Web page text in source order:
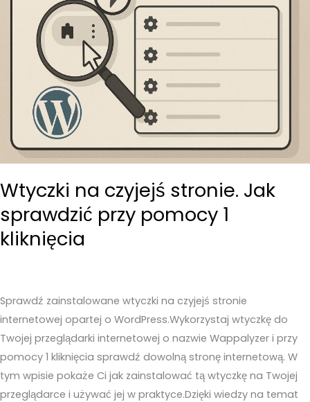
Wtyczki na czyjejś stronie. Jak
sprawdzić przy pomocy 1
kliknięcia
Sprawdź zainstalowane wtyczki na czyjejś stronie
internetowej opartej o WordPress.Wykorzystaj wtyczkę do
Twojej przeglądarki internetowej o nazwie Wappalyzer i przy
pomocy 1 kliknięcia sprawdź dowolną stronę internetową. W
tym wpisie pokaże Ci jak zainstalować tą wtyczkę na Twojej
przeglądarce i używać jej w praktyce.Dzięki wiedzy na temat